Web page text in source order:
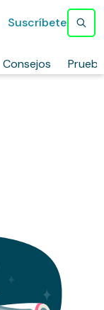
Consejos
Suscríbete